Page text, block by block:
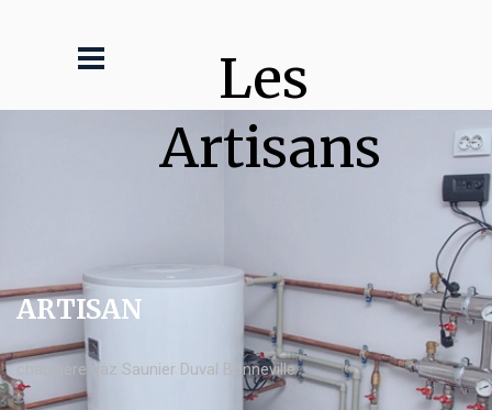
Les
Artisans
ARTISAN
chaudière gaz Saunier Duval Bonneville